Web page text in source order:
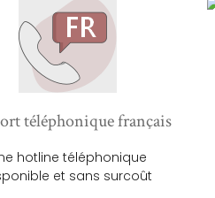
téléphonique français
hotline téléphonique
et sans surcoût